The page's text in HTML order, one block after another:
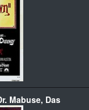
Mabuse, Das